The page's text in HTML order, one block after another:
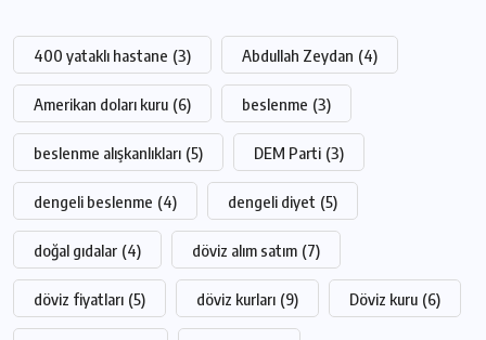
400 yataklı hastane (3) Abdullah Zeydan (4)
Amerikan doları kuru (6) beslenme (3)
beslenme alışkanlıkları (5) DEM Parti (3)
dengeli beslenme (4) dengeli diyet (5)
doğal gıdalar (4) döviz alım satım (7)
döviz fiyatları (5) döviz kurları (9) Döviz kuru (6)